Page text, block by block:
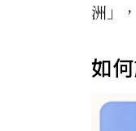
洲」
如